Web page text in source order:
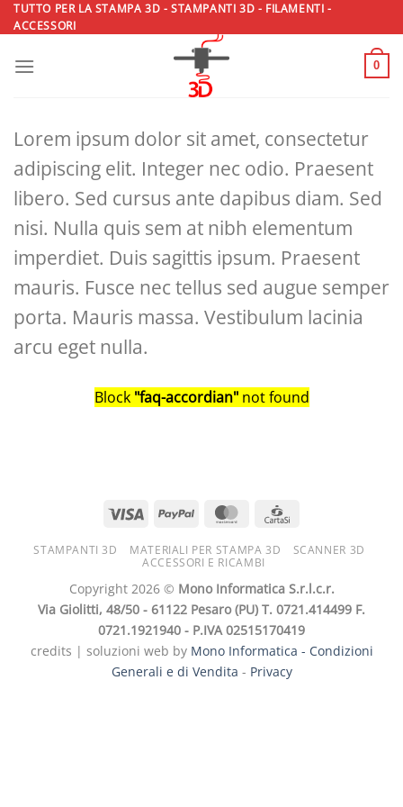
Salta
ai
TUTTO PER LA STAMPA 3D - STAMPANTI 3D - FILAMENTI -
ACCESSORI
0
Lorem ipsum dolor sit amet, consectetur
adipiscing elit. Integer nec odio. Praesent
libero. Sed cursus ante dapibus diam. Sed
nisi. Nulla quis sem at nibh elementum
imperdiet. Duis sagittis ipsum. Praesent
mauris. Fusce nec tellus sed augue semper
porta. Mauris massa. Vestibulum lacinia
arcu eget nulla.
Block "faq-accordian"not found
STAMPANTI 3D MATERIALI PER STAMPA 3D
SCANNER 3D
ACCESSORI E RICAMBI
Copyright 2026 © Mono Informatica S.r.l.c.r.
Via Giolitti, 48/50 - 61122 Pesaro (PU) T. 0721.414499 F.
0721.1921940 - P.IVA 02515170419
credits | soluzioni web by Mono Informatica - Condizioni
Generali e di Vendita - Privacy